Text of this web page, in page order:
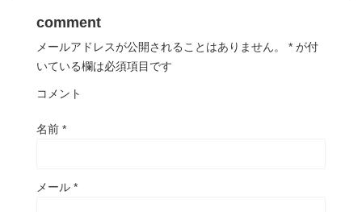
comment
メールアドレスが公開されることはありません。 * が付
いている欄は必須項目です
コメント
名前 *
メール *